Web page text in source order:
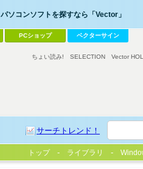
パソコンソフトを探すなら「Vector」
PCショップ ベクターサイン
サーチトレンド！
ちょい読み! SELECTION Vector
トップ ライブラリ